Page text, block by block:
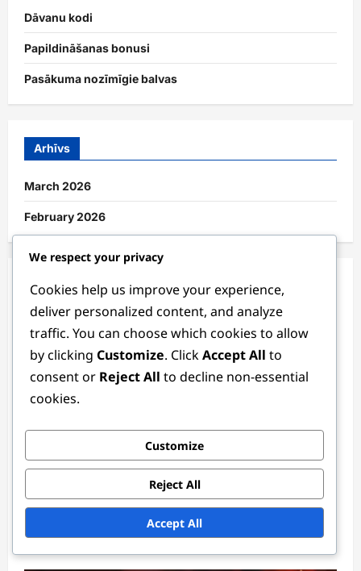
Dāvanu kodi
Papildināšanas bonusi
Pasākuma nozīmīgie balvas
Arhīvs
March 2026
February 2026
You May Have Missed
Papildināšanas bonusi
Reklāmas uzlādēšanas bonusi: partnerības,
sociālo mediju pasākumi, pieprasīšana
We respect your privacy
Cookies help us improve your experience,
deliver personalized content, and analyze
traffic. You can choose which cookies to allow
by clicking Customize. ClickAccept All to
consent or Reject All to decline non-essential
cookies.
Customize
Reject All
Accept All